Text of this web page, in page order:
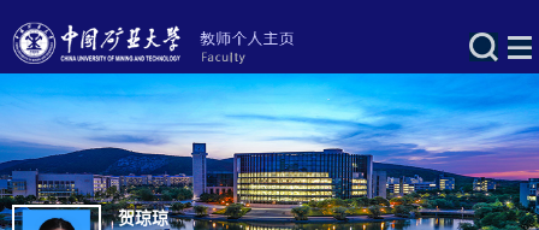
贺琼琼